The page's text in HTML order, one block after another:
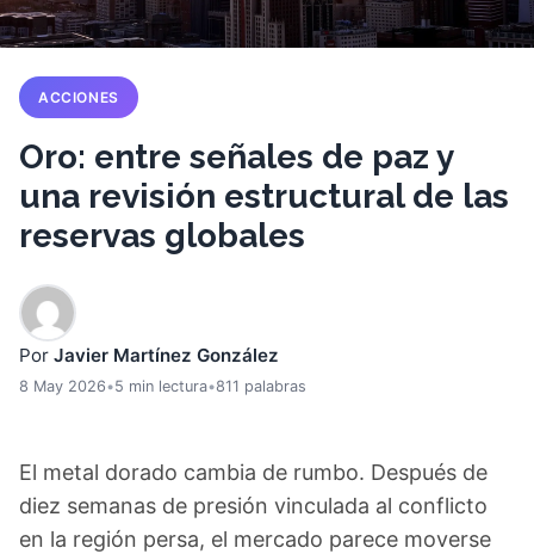
ACCIONES
Oro: entre señales de paz y
una revisión estructural de las
reservas globales
Por Javier Martínez González
8 May 2026•5 min lectura•811 palabras
El metal dorado cambia de rumbo. Después de
diez semanas de presión vinculada al conflicto
en la región persa, el mercado parece moverse